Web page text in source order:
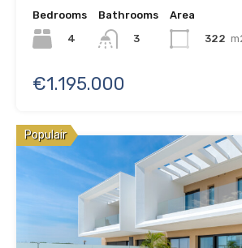
Bedrooms
4
Bathrooms
3
Area
322
€1.195.000
Populair